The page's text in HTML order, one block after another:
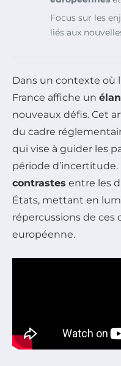
Focus sur les
liés aux
Dans un contexte où
France affiche un
nouveaux défis. Cet
du cadre
qui vise à guider les
période d’incertitude.
contrastes entre les
États, mettant en
répercussions de ces
européenne.